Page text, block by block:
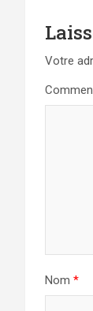
Votre
Nom *